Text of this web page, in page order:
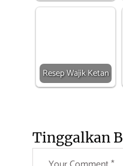
Resep Wajik Ketan
Tinggalkan